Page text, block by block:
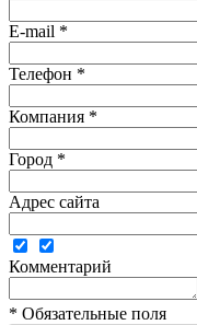
E-mail *
Телефон *
Компания *
Город *
Адрес сайта
Комментарий
* Обязательные поля